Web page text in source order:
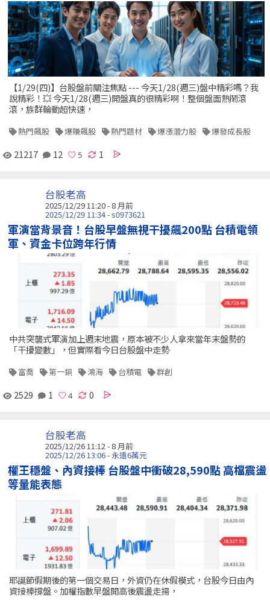
【1/29(四)】台股盤前關注焦點 --- 今天1/28(週三)盤中精彩嗎？我
說精彩！💥 今天1/28(週三)開盤真的很精彩啊！整個盤面熱鬧滾
滾，族群輪動超快速，
熱門飆股 爆賺飆股 熱門題材 爆漲潛力股 爆發成長股
21217 12 1
台股老高
2025/12/29 11:20 - 8 月前
2025/12/29 11:34 - s0973621
軍演當背景音！台股早盤無視干擾飆200點 台積電領
軍、資金卡位跨年行情
中共突襲式軍演加上週末地震，原本被不少人拿來當年末盤勢的
「干擾變數」，但實際看今日台股盤中走勢
富喬 第一銅 鴻海 台積電 群創
2529 1 0
台股老高
2025/12/26 11:12 - 8 月前
2025/12/26 13:06 - 永遠6萬元
權王穩盤、內資接棒 台股盤中衝破28,590點 高檔震盪
等量能表態
耶誕節假期後的第一個交易日，外資仍在休假模式，台股今日由內
資接棒撐盤。加權指數早盤開高後震盪走揚，